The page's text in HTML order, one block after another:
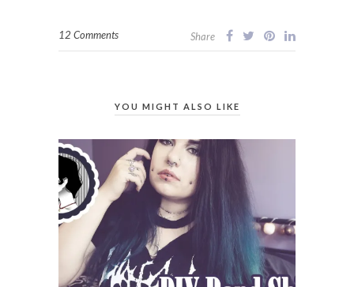
12 Comments Share
YOU MIGHT ALSO LIKE